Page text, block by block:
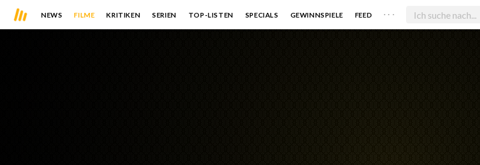
NEWS FILME KRITIKEN SERIEN TOP-LISTEN SPECIALS GEWINNSPIELE FEED . . .